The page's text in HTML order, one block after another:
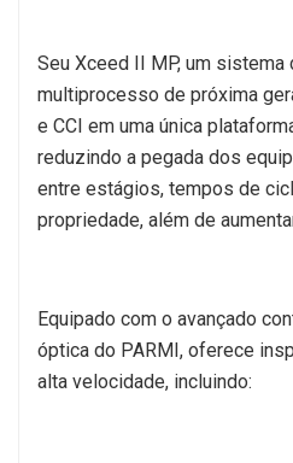
Seu Xceed II MP, um sistema
multiprocesso de próxima
e CCI em uma única
reduzindo a pegada dos
entre estágios, tempos de
propriedade, além de
Equipado com o avançado
óptica do PARMI, oferece
alta velocidade, incluindo: